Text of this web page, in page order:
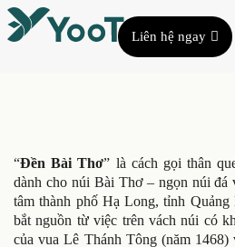
Liên hệ ngay
“Đền Bài Thơ” là cách gọi thân
dành cho núi Bài Thơ – ngọn núi
tâm thành phố Hạ Long, tỉnh
bắt nguồn từ việc trên vách núi có
của vua Lê Thánh Tông (năm